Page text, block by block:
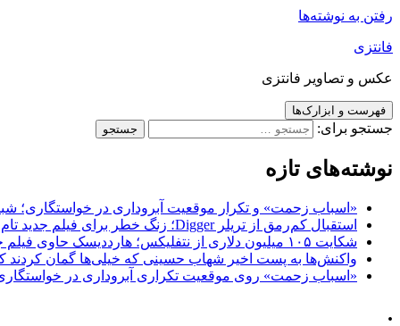
رفتن به نوشته‌ها
فانتزی
عکس و تصاویر فانتزی
فهرست و ابزارک‌ها
جستجو برای:
نوشته‌های تازه
«اسباب زحمت» و تکرار موقعیت آبروداری در خواستگاری؛ شباهت به «پایتخت7»
استقبال کم‌رمق از تریلر Digger؛ زنگ خطر برای فیلم جدید تام کروز و برادران وارنر
شکایت ۱۰۵ میلیون دلاری از نتفلیکس؛ هارددیسک حاوی فیلم جدید نیکلاس کیج به سرقت رفت
واکنش‌ها به پست اخیر شهاب حسینی که خیلی‌ها گمان کردند
«اسباب زحمت» روی موقعیت تکراری آبروداری در خواستگاری دست
.